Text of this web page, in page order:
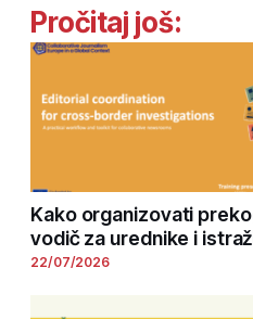
Pročitaj još:
Kako organizovati
vodič za urednike i
22/07/2026